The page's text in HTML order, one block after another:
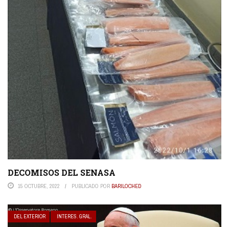
DECOMISOS DEL SENASA
15 OCTUBRE, 2022 PUBLICADO POR BARILOCHED
DEL EXTERIOR INTERES. GRAL.